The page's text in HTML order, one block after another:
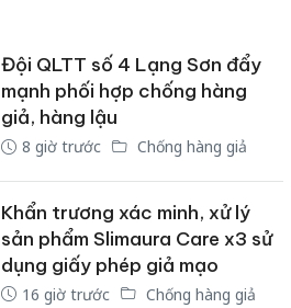
Đội QLTT số 4 Lạng Sơn đẩy
mạnh phối hợp chống hàng
giả, hàng lậu
8 giờ trước Chống hàng giả
Khẩn trương xác minh, xử lý
sản phẩm Slimaura Care x3 sử
dụng giấy phép giả mạo
16 giờ trước Chống hàng giả